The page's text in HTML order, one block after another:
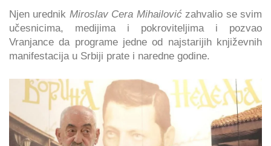
Njen urednik Miroslav Cera Mihailovićzahvalio se svim
učesnicima, medijima i pokroviteljima i pozvao
Vranjance da programe jedne od najstarijih književnih
manifestacija u Srbiji prate i naredne godine.